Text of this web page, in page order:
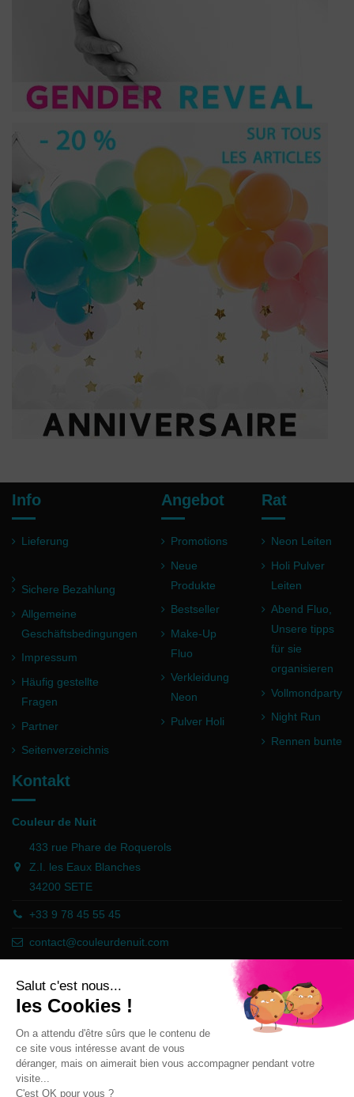
(6 noten)
(2 noten)
Info
Lieferung
Sichere Bezahlung
Allgemeine
Geschäftsbedingungen
Impressum
Häufig gestellte
Fragen
Partner
Seitenverzeichnis
Angebot
Promotions
Neue
Produkte
Bestseller
Make-Up
Fluo
Verkleidung
Neon
Pulver Holi
Rat
Neon Leiten
Holi Pulver
Leiten
Abend Fluo,
Unsere tipps
für sie
organisieren
Vollmondparty
Night Run
Rennen bunte
Kontakt
Couleur de Nuit
433 rue Phare de Roquerols
Z.I. les Eaux Blanches
34200 SETE
+33 9 78 45 55 45
contact@couleurdenuit.com
Händler zugelassen von Gesellschaft für Garantierte Bewertungen,
Klicken Sie hier